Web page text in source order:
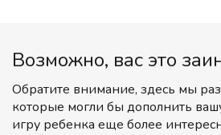
Возможно, вас это
Обратите внимание, здесь мы
которые могли бы дополнить
игру ребенка еще более